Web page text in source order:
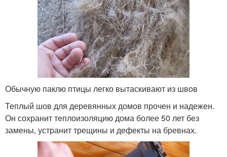
Обычную паклю птицы легко вытаскивают из швов
Теплый шов для деревянных домов прочен и надежен.
Он сохранит теплоизоляцию дома более 50 лет без
замены, устранит трещины и дефекты на бревнах.